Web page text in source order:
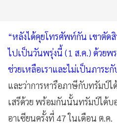
“หลังได้คุยโทรศัพท์กัน เขาตัด
ไปเป็นวันพรุ่งนี้ (1 ส.ค.) ด้วยพ
ช่วยเหลือเราและไม่เป็นภาระ
และว่าการหารือภาษีกับทรัมป์ไ
เสรีด้วย พร้อมกันนั้นทรัมป์ได้บ
อาเซียนครั้งที่ 47 ในเดือน ต.ค.